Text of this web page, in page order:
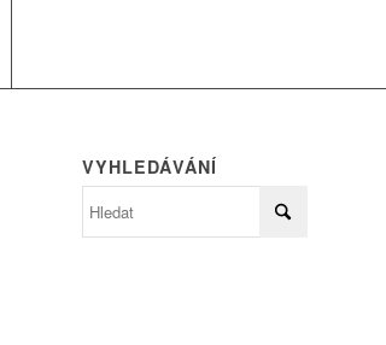
VYHLEDÁVÁNÍ